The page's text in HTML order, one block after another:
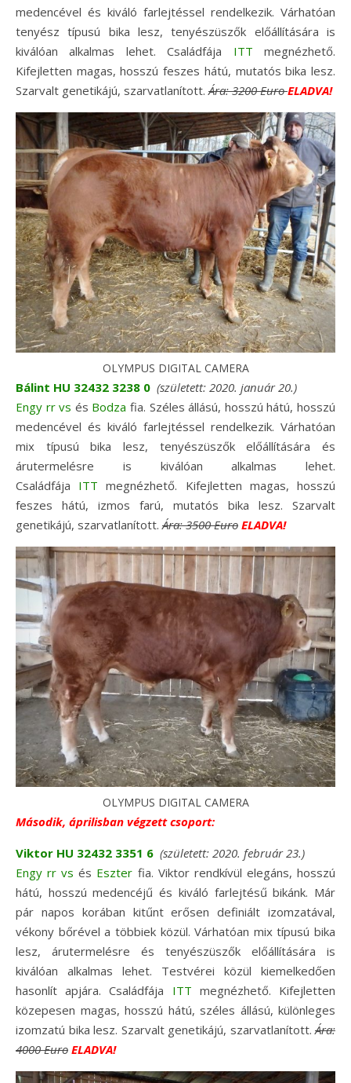
medencével és kiváló farlejtéssel rendelkezik. Várhatóan
tenyész típusú bika lesz, tenyészüszők előállítására is
kiválóan alkalmas lehet. Családfája ITT megnézhető.
Kifejletten magas, hosszú feszes hátú, mutatós bika lesz.
Szarvalt genetikájú, szarvatlanított. Ára: 3200 EuroELADVA!
OLYMPUS DIGITAL CAMERA
Bálint HU 32432 3238 0 (született: 2020. január 20.)
Engy rr vs és Bodza fia. Széles állású, hosszú hátú, hosszú
medencével és kiváló farlejtéssel rendelkezik. Várhatóan
mix típusú bika lesz, tenyészüszők előállítására és
árutermelésre is kiválóan alkalmas lehet.
Családfája ITT megnézhető. Kifejletten magas, hosszú
feszes hátú, izmos farú, mutatós bika lesz. Szarvalt
genetikájú, szarvatlanított. Ára: 3500 Euro ELADVA!
OLYMPUS DIGITAL CAMERA
Második, áprilisban végzett csoport:
Viktor HU 32432 3351 6 (született: 2020. február 23.)
Engy rr vsés Eszter fia. Viktor rendkívül elegáns, hosszú
hátú, hosszú medencéjű és kiváló farlejtésű bikánk. Már
pár napos korában kitűnt erősen definiált izomzatával,
vékony bőrével a többiek közül. Várhatóan mix típusú bika
lesz, árutermelésre és tenyészüszők előállítására is
kiválóan alkalmas lehet. Testvérei közül kiemelkedően
hasonlít apjára. Családfája ITT megnézhető. Kifejletten
közepesen magas, hosszú hátú, széles állású, különleges
izomzatú bika lesz. Szarvalt genetikájú, szarvatlanított. Ára:
4000 Euro ELADVA!